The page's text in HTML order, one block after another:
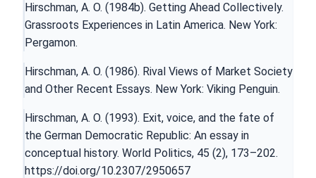
Hirschman, A. O. (1984b). Getting Ahead Collectively.
Grassroots Experiences in Latin America. New York:
Pergamon.
Hirschman, A. O. (1986). Rival Views of Market Society
and Other Recent Essays. New York: Viking Penguin.
Hirschman, A. O. (1993). Exit, voice, and the fate of
the German Democratic Republic: An essay in
conceptual history. World Politics, 45 (2), 173–202.
https://doi.org/10.2307/2950657